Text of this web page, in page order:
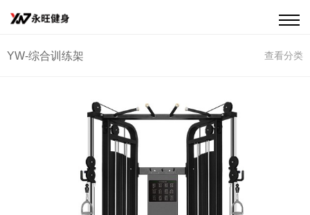
YW-综合训练架 查看分类